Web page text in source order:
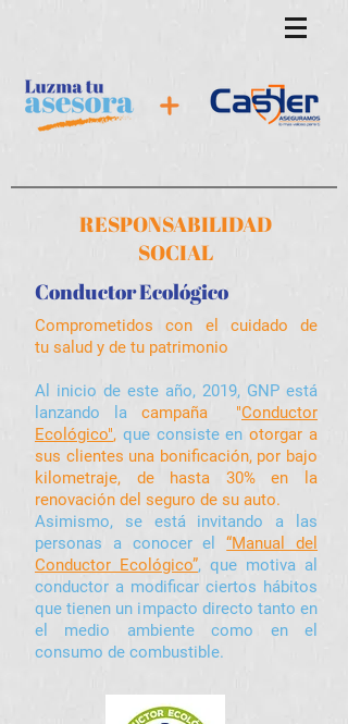
RESPONSABILIDAD
SOCIAL
Conductor Ecológico
Comprometidos con el cuidado de
tu salud y de tu patrimonio
Al inicio de este año, 2019, GNP está
lanzando la campaña "Conductor
Ecológico", que consiste enotorgar a
sus clientes una bonificación, por bajo
kilometraje, de hasta 30% en la
renovación del seguro de su auto.
Asimismo, se está invitando a las
personas a conocer el“Manual del
Conductor Ecológico”, que motiva al
conductor a modificar ciertos hábitos
que tienen un impacto directo tanto en
el medio ambiente como en el
consumo de combustible.